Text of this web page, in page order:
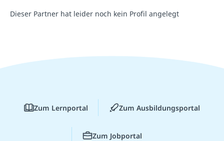
Dieser Partner hat leider noch kein Profil angelegt
Zum Lernportal Zum Ausbildungsportal
Zum Jobportal